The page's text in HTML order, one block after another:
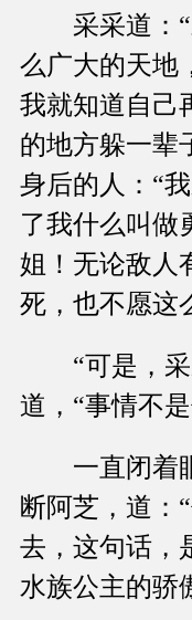
采采道：“
么广大的天地
我就知道自己
的地方躲一
身后的人：“
了我什么叫做
姐！无论敌人
死，也不愿这
“可是，采
道，“事情不
一直闭着眼
断阿芝，道：
去，这句话，
水族公主的骄